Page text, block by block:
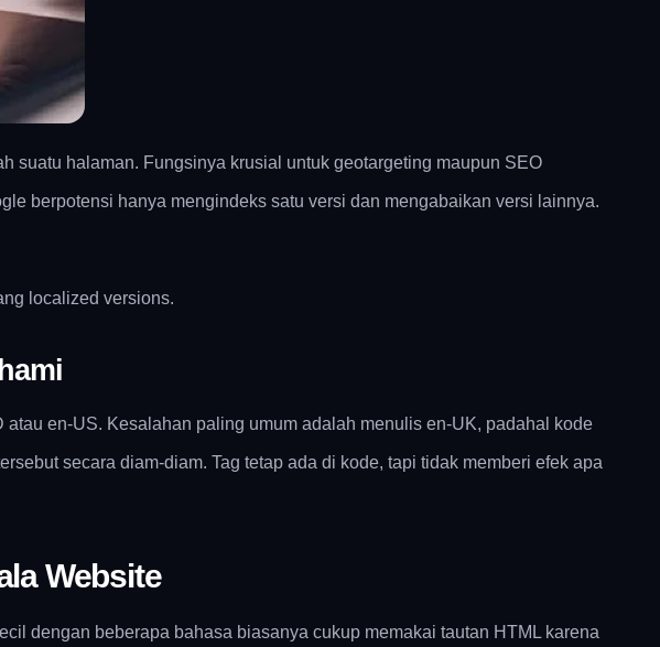
suatu halaman. Fungsinya krusial untuk geotargeting maupun SEO
berpotensi hanya mengindeks satu versi dan mengabaikan versi lainnya.
localized versions.
en-US. Kesalahan paling umum adalah menulis en-UK, padahal kode
secara diam-diam. Tag tetap ada di kode, tapi tidak memberi efek apa
Website
dengan beberapa bahasa biasanya cukup memakai tautan HTML karena